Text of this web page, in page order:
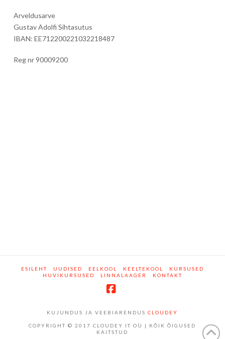
Arveldusarve
Gustav Adolfi Sihtasutus
IBAN: EE712200221032218487
Reg nr 90009200
ESILEHT UUDISED EELKOOL KEELTEKOOL
KURSUSED
HUVIKURSUSED
LINNALAAGER KONTAKT
KUJUNDUS JA VEEBIARENDUSCLOUDEY
COPYRIGHT © 2017 CLOUDEY IT OÜ | KÕIK ÕIGUSED
KAITSTUD